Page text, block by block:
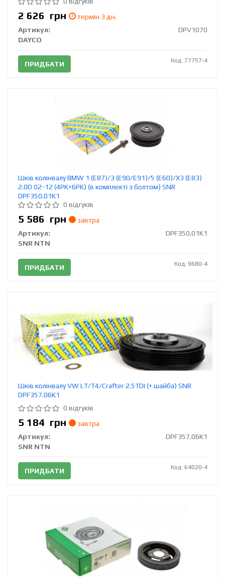
2 626 грн
термін 3 дн.
Артикул:
DPV1070
DAYCO
ПРИДБАТИ Код: 77757-4
Шків колінвалу BMW 1 (E87)/3 (E90/E91)/5 (E60)/X3 (E83)
2.0D 02-12 (4PK+6PK) (в комплекті з болтом) SNR
DPF350.01K1
0 відгуків
5 586 грн
завтра
Артикул:
DPF350.01K1
SNR NTN
ПРИДБАТИ Код: 9680-4
Шків колінвалу VW LT/T4/Crafter 2.5TDI (+ шайба) SNR
DPF357.06K1
0 відгуків
5 184 грн
завтра
Артикул:
DPF357.06K1
SNR NTN
ПРИДБАТИ Код: 64020-4